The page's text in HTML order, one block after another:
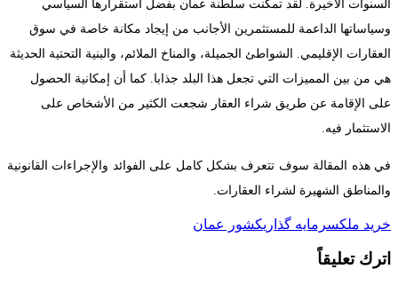
السنوات الأخيرة. لقد تمكنت سلطنة عمان بفضل استقرارها السياسي
وسياساتها الداعمة للمستثمرين الأجانب من إيجاد مكانة خاصة في سوق
العقارات الإقليمي. الشواطئ الجميلة، والمناخ الملائم، والبنية التحتية الحديثة
هي من بين المميزات التي تجعل هذا البلد جذابا. كما أن إمكانية الحصول
على الإقامة عن طريق شراء العقار شجعت الكثير من الأشخاص على
الاستثمار فيه.
في هذه المقالة سوف تتعرف بشكل كامل على الفوائد والإجراءات القانونية
والمناطق الشهيرة لشراء العقارات.
خرید ملکسرمایه گذاریکشور عمان
اترك تعليقاً